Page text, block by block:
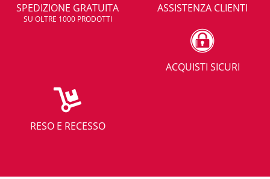
SPEDIZIONE GRATUITA
SU OLTRE 1000 PRODOTTI
ASSISTENZA CLIENTI
ACQUISTI SICURI
RESO E RECESSO